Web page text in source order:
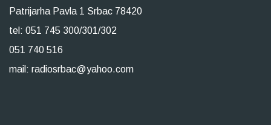
Patrijarha Pavla 1 Srbac 78420
tel: 051 745 300/301/302
051 740 516
mail: radiosrbac@yahoo.com